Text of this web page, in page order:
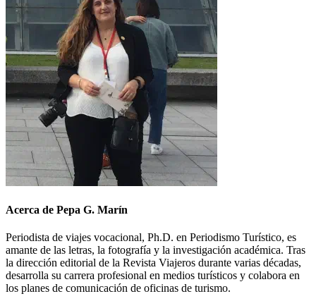
Acerca de Pepa G. Marín
Periodista de viajes vocacional, Ph.D. en Periodismo Turístico, es
amante de las letras, la fotografía y la investigación académica. Tras
la dirección editorial de la Revista Viajeros durante varias décadas,
desarrolla su carrera profesional en medios turísticos y colabora en
los planes de comunicación de oficinas de turismo.